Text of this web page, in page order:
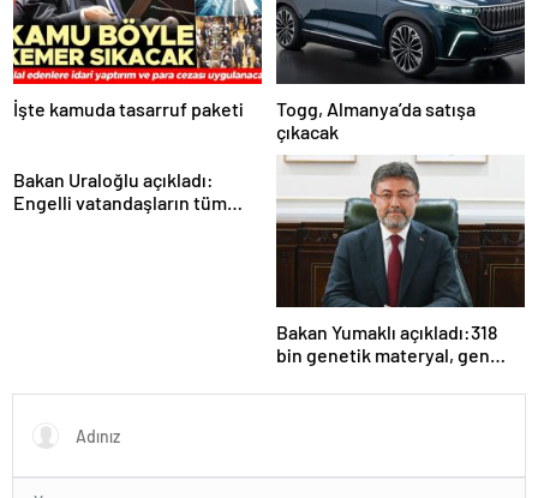
İşte kamuda tasarruf paketi
Togg, Almanya’da satışa
çıkacak
Bakan Uraloğlu açıkladı:
Engelli vatandaşların tüm
Bakan Yumaklı açıkladı:318
bin genetik materyal, gen
altında